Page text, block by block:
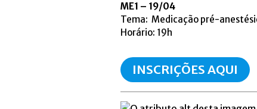
ME1 – 19/04
Tema: Medicação pré-
Horário: 19h
INSCRIÇÕES AQUI